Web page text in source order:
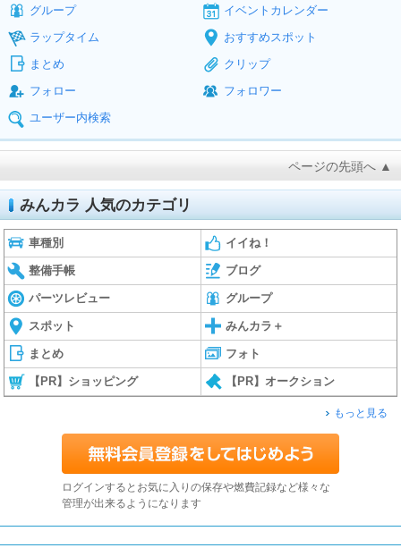
グループ
イベントカレンダー
ラップタイム
おすすめスポット
まとめ
クリップ
フォロー
フォロワー
ユーザー内検索
ページの先頭へ ▲
みんカラ 人気のカテゴリ
車種別 イイね！
整備手帳 ブログ
パーツレビュー グループ
スポット みんカラ＋
まとめ フォト
【PR】ショッピング 【PR】オークション
もっと見る
ログインするとお気に入りの保存や燃費記録など様々な
管理が出来るようになります